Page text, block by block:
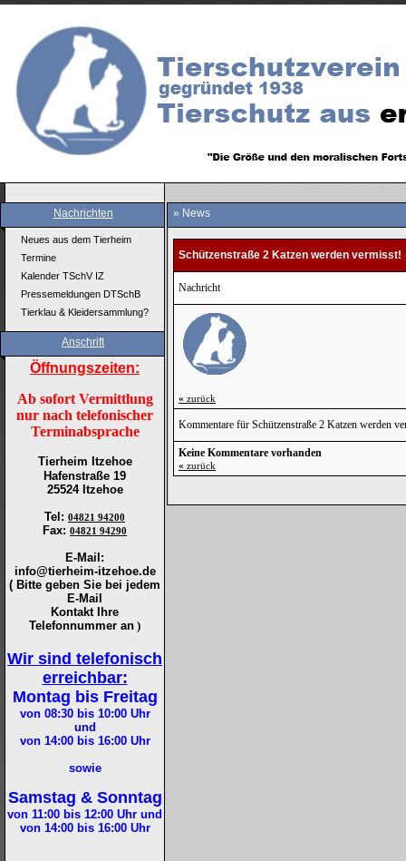
Nachrichten
Neues aus dem Tierheim
Termine
Kalender TSchV IZ
Pressemeldungen DTSchB
Tierklau & Kleidersammlung?
Anschrift
Öffnungszeiten:
Ab sofort Vermittlung
nur nach telefonischer
Terminabsprache
Tierheim Itzehoe
Hafenstraße 19
25524 Itzehoe
Tel : 04821 94200
Fax: 04821 94290
E-Mail:
info@tierheim-itzehoe.de
( Bitte geben Sie bei jedem
E-Mail
Kontakt Ihre
Telefonnummer an )
Wir sind telefonisch
erreichbar:
Montag bis Freitag
von 08:30 bis 10:00Uhr
und
von 14:00 bis 16:00Uhr
sowie
Samstag & Sonntag
von 11:00 bis 12:00 Uhr und
von 14:00 bis 16:00Uhr
» News
Schützenstraße 2 Katzen werden vermisst!
Nachricht
« zurück
Kommentare für Schützenstraße 2 Katzen werden
Keine Kommentare vorhanden
« zurück